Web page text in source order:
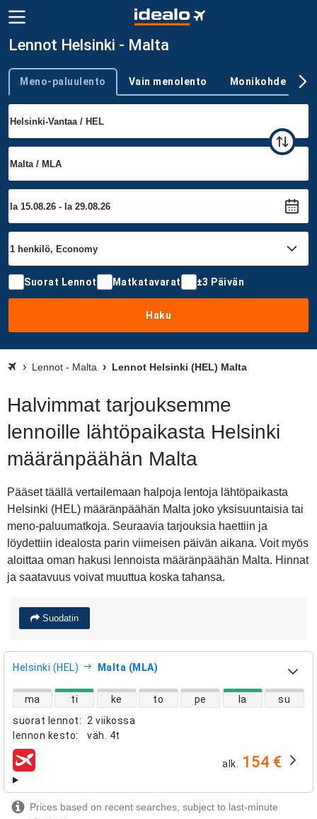
Lennot Helsinki - Malta
Trip type
Meno-paluulento Vain menolento Monikohde
Suorat Lennot Matkatavarat ±3 Päivän
Haku
Lennot - Malta Lennot Helsinki (HEL) Malta
Halvimmat tarjouksemme
lennoille lähtöpaikasta Helsinki
määränpäähän Malta
Pääset täällä vertailemaan halpoja lentoja lähtöpaikasta
Helsinki (HEL) määränpäähän Malta joko yksisuuntaisia tai
meno-paluumatkoja. Seuraavia tarjouksia haettiin ja
löydettiin idealosta parin viimeisen päivän aikana. Voit myös
aloittaa oman hakusi lennoista määränpäähän Malta. Hinnat
ja saatavuus voivat muuttua koska tahansa.
Suodatin
Helsinki (HEL) Malta (MLA)
suorat lennot:
2 viikossa
lennon kesto: väh. 4t
suorien lentojen saatavuus
ma ti ke to pe la su
lentoyhtiöt alk. 154 €
Prices based on recent searches, subject to last-minute